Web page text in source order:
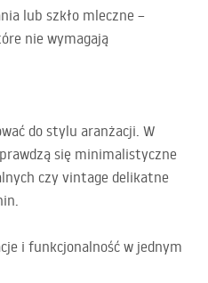
lub szkło mleczne –
nie wymagają
do stylu aranżacji. W
się minimalistyczne
czy vintage delikatne
i funkcjonalność w jednym